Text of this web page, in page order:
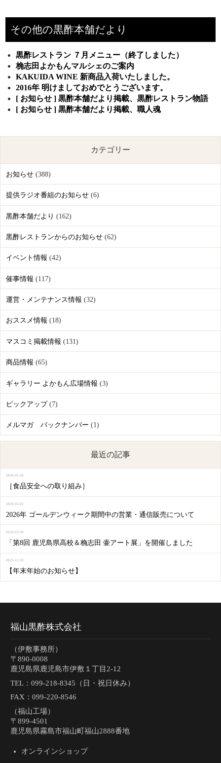
その他の黒酢本舗だより
黒酢レストラン ７月メニュー（終了しました）
桷志田よかもんマルシェのご案内
KAKUIDA WINE 新商品入荷いたしました。
2016年 明けましておめでとうございます。
[ お知らせ ] 黒酢本舗だより掲載、黒酢レストラン物語
[ お知らせ ] 黒酢本舗だより掲載、職人魂
カテゴリー
お知らせ(388)
提供ラジオ番組のお知らせ(6)
黒酢本舗だより (162)
黒酢レストランからのお知らせ(62)
イベント情報 (42)
催事情報 (117)
運営・メンテナンス情報 (32)
おススメ情報 (18)
マスコミ掲載情報 (131)
商品情報 (65)
ギャラリー よかもん広場情報 (3)
ピックアップ(7)
メルマガ バックナンバー (1)
最近の記事
［食品安全への取り組み］
2026.05.26
2026年 ゴールデンウィーク期間中の営業・通信販売について
2026.05.02
「第8回 鹿児島県高校＆桷志田 壷アート展」を開催しました
2026.03.09
【年末年始のお知らせ】
2025.12.20
福山黒酢株式会社
（伊敷事務所）
〒890-0008
鹿児島県鹿児島市伊敷１丁目2-12
TEL：099-218-8345（日・祝日休み）
FAX：099-220-8546
（福山工場）
〒899-4501
鹿児島県霧島市福山町福山2888番地
オンラインショップ